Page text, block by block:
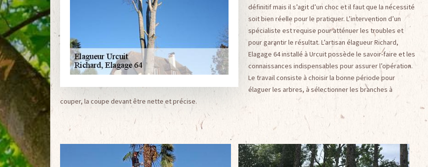
définitif mais il s’agit d’un choc et il faut que la nécessité
soit bien réelle pour le pratiquer. L’intervention d’un
spécialiste est requise pour atténuer les troubles et
pour garantir le résultat. L’artisan élagueur Richard,
Elagage 64 installé à Urcuit possède le savoir-faire et les
connaissances indispensables pour assurer l’opération.
Le travail consiste à choisir la bonne période pour
élaguer les arbres, à sélectionner les branches à
couper, la coupe devant être nette et précise.